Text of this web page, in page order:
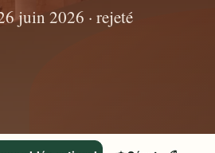
juin 2026 · rejeté